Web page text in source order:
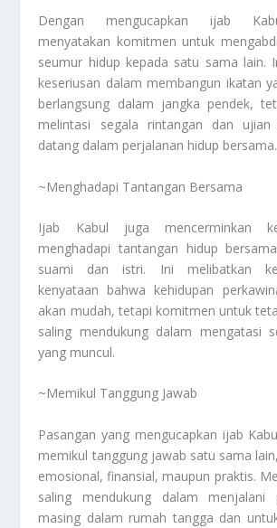
Dengan mengucapkan ijab
menyatakan komitmen untuk
seumur hidup kepada satu sama lain.
keseriusan dalam membangun ikatan
berlangsung dalam jangka pendek,
melintasi segala rintangan dan ujian
datang dalam perjalanan hidup bersama.
~Menghadapi Tantangan Bersama
Ijab Kabul juga mencerminkan
menghadapi tantangan hidup
suami dan istri. Ini melibatkan
kenyataan bahwa kehidupan
akan mudah, tetapi komitmen untuk
saling mendukung dalam mengatasi
yang muncul.
~Memikul Tanggung Jawab
Pasangan yang mengucapkan ijab
memikul tanggung jawab satu sama
emosional, finansial, maupun praktis.
saling mendukung dalam menjalani
masing dalam rumah tangga dan